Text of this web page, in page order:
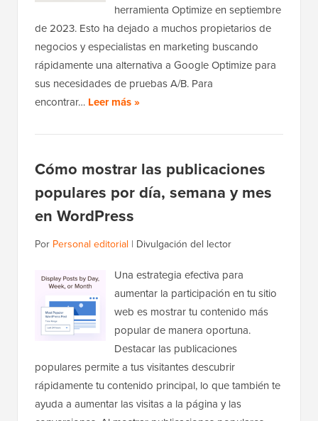
herramienta Optimize en septiembre
de 2023. Esto ha dejado a muchos propietarios de
negocios y especialistas en marketing buscando
rápidamente una alternativa a Google Optimize para
sus necesidades de pruebas A/B. Para
encontrar… Leer más »
Cómo mostrar las publicaciones
populares por día, semana y mes
en WordPress
Por Personal editorial | Divulgación del lector
Una estrategia efectiva para
aumentar la participación en tu sitio
web es mostrar tu contenido más
popular de manera oportuna.
Destacar las publicaciones
populares permite a tus visitantes descubrir
rápidamente tu contenido principal, lo que también te
ayuda a aumentar las visitas a la página y las